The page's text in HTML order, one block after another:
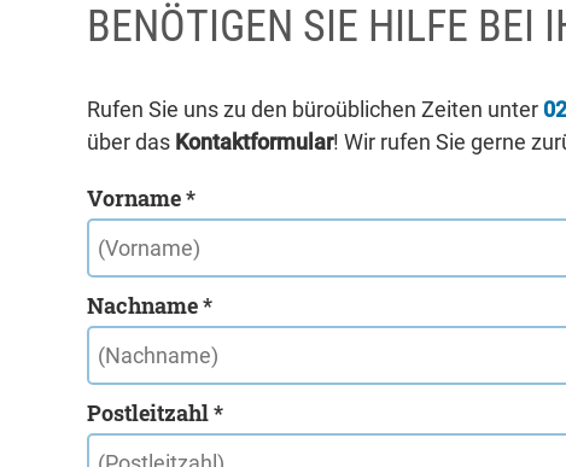
BENÖTIGEN SIE HILFE BEI
Rufen Sie uns zu den büroüblichen Zeiten unter
über das Kontaktformular! Wir rufen Sie gerne
Vorname *
Nachname *
Postleitzahl *